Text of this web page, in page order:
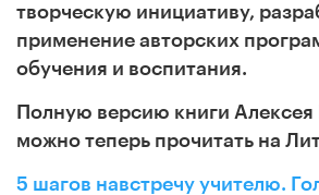
творческую инициативу,
применение авторских
обучения и воспитания.
Полную версию книги Алексея
можно теперь прочитать на
5 шагов навстречу учителю.